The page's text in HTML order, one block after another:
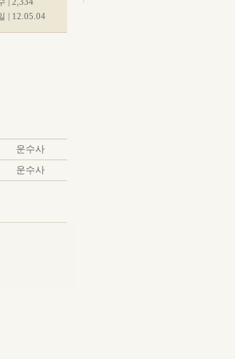
| 2,334
| 12.05.04
운수사
운수사